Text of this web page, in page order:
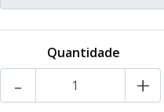
Quantidade
- +